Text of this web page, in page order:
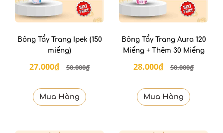
Bông Tẩy Trang Ipek (150
miếng)
27.000₫ 50.000₫
Mua Hàng
Bông Tẩy Trang Aura 120
Miếng + Thêm 30 Miếng
28.000₫ 50.000₫
Mua Hàng